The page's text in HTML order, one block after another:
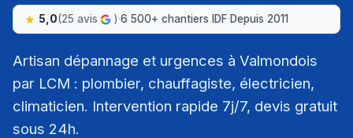
5,0(25 avis )·6 500+ chantiers IDF·Depuis 2011
Artisan dépannage et urgences à Valmondois
par LCM : plombier, chauffagiste, électricien,
climaticien. Intervention rapide 7j/7, devis gratuit
sous 24h.